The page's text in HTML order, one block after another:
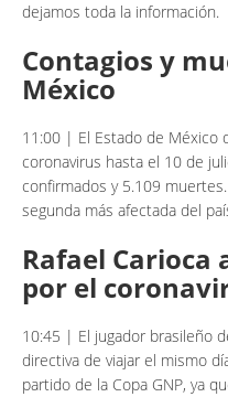
dejamos toda la información.
Contagios y
México
11:00 | El Estado de México
coronavirus hasta el 10 de
confirmados y 5.109
segunda más afectada del
Rafael Carioca
por el
10:45 | El jugador brasileño
directiva de viajar el mismo
partido de la Copa GNP, ya